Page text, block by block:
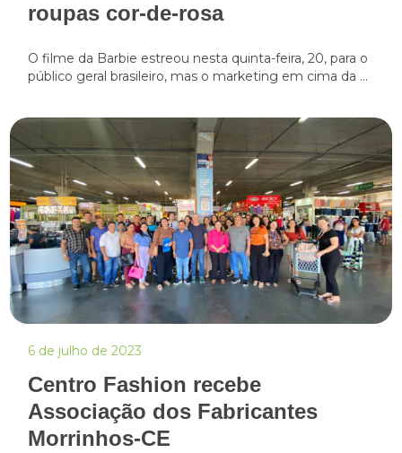
roupas cor-de-rosa
O filme da Barbie estreou nesta quinta-feira, 20, para o
público geral brasileiro, mas o marketing em cima da ...
6 de julho de 2023
Centro Fashion recebe
Associação dos Fabricantes
Morrinhos-CE